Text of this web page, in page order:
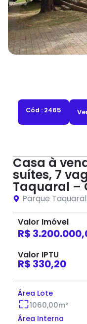
Cód : 2465
Casa à
suítes, 7
Taquaral –
Parque Taquaral
Valor Imóvel
R$
Valor IPTU
R$ 330,20
Área Lote
1060,00m²
Área Interna